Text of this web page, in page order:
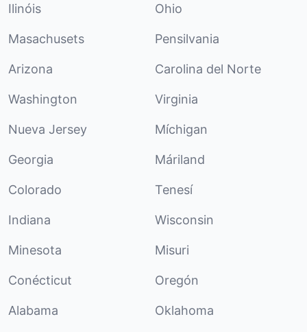
Ilinóis Ohio
Masachusets Pensilvania
Arizona Carolina del Norte
Washington Virginia
Nueva Jersey Míchigan
Georgia Máriland
Colorado Tenesí
Indiana Wisconsin
Minesota Misuri
Conécticut Oregón
Alabama Oklahoma